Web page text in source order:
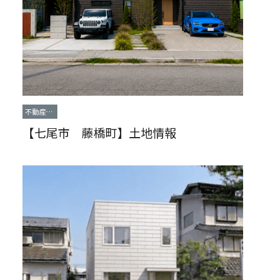
不動産情
報
【七尾市 藤橋町】土地情報